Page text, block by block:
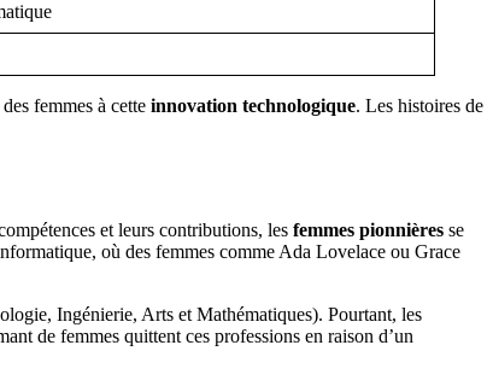
femmes à cette innovation technologique. Les histoires de
et leurs contributions, les femmes pionnières se
où des femmes comme Ada Lovelace ou Grace
Ingénierie, Arts et Mathématiques). Pourtant, les
de femmes quittent ces professions en raison d’un